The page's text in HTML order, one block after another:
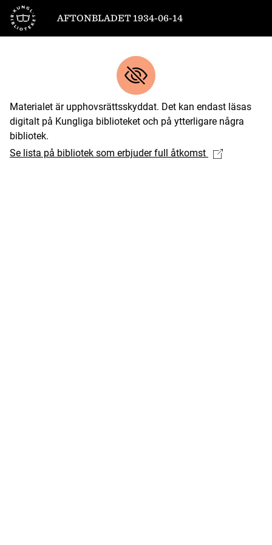
Till startsidan
AFTONBLADET 1934-06-14
Materialet är upphovsrättsskyddat. Det kan endast läsas
digitalt på Kungliga biblioteket och på ytterligare några
bibliotek.
Se lista på bibliotek som erbjuder full åtkomst